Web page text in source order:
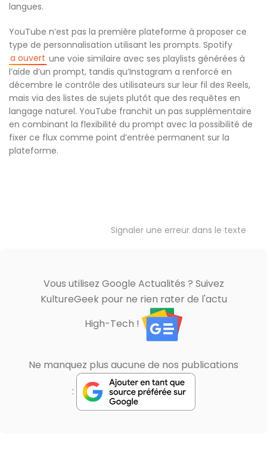
langues.
YouTube n’est pas la première plateforme à proposer ce
type de personnalisation utilisant les prompts. Spotify
a ouvert une voie similaire avec ses playlists générées à
l’aide d’un prompt, tandis qu’Instagram a renforcé en
décembre le contrôle des utilisateurs sur leur fil des Reels,
mais via des listes de sujets plutôt que des requêtes en
langage naturel. YouTube franchit un pas supplémentaire
en combinant la flexibilité du prompt avec la possibilité de
fixer ce flux comme point d’entrée permanent sur la
plateforme.
Signaler une erreur dans le texte
Vous utilisez Google Actualités ? Suivez
KultureGeek pour ne rien rater de l'actu
High-Tech !
Ne manquez plus aucune de nos publications
: